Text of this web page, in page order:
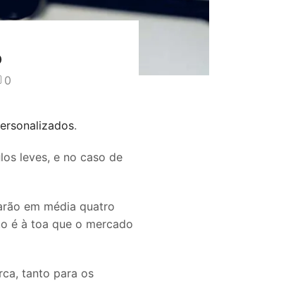
0
.
leves, e no caso de
em média quatro
é à toa que o mercado
tanto para os